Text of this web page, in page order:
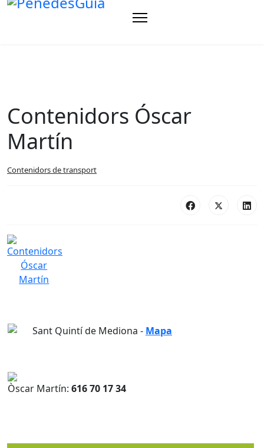
Contenidors Óscar
Martín
Contenidors de transport
Sant Quintí de Mediona - Mapa
Òscar Martín: 616 70 17 34